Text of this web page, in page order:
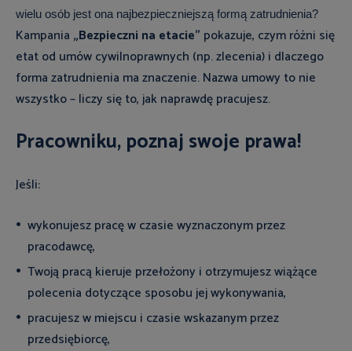
wielu osób jest ona najbezpieczniejszą formą zatrudnienia?
Kampania „Bezpieczni na etacie” pokazuje, czym różni się
etat od umów cywilnoprawnych (np. zlecenia) i dlaczego
forma zatrudnienia ma znaczenie. Nazwa umowy to nie
wszystko – liczy się to, jak naprawdę pracujesz.
Pracowniku, poznaj swoje prawa!
Jeśli:
wykonujesz pracę w czasie wyznaczonym przez
pracodawcę,
Twoją pracą kieruje przełożony i otrzymujesz wiążące
polecenia dotyczące sposobu jej wykonywania,
pracujesz w miejscu i czasie wskazanym przez
przedsiębiorcę,